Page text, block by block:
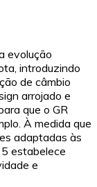
evolução
introduzindo
de câmbio
arrojado e
que o GR
À medida que
adaptadas às
estabelece
e